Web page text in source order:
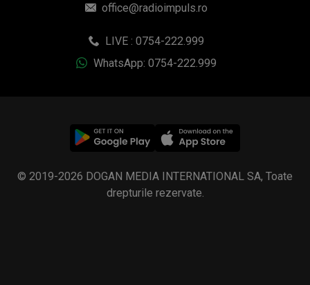
office@radioimpuls.ro
LIVE : 0754-222.999
WhatsApp: 0754-222.999
© 2019-2026 DOGAN MEDIA INTERNATIONAL SA, Toate
drepturile rezervate.